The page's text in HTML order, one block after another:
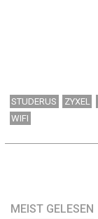
STUDERUS ZYXEL
WIFI
MEIST GELESEN